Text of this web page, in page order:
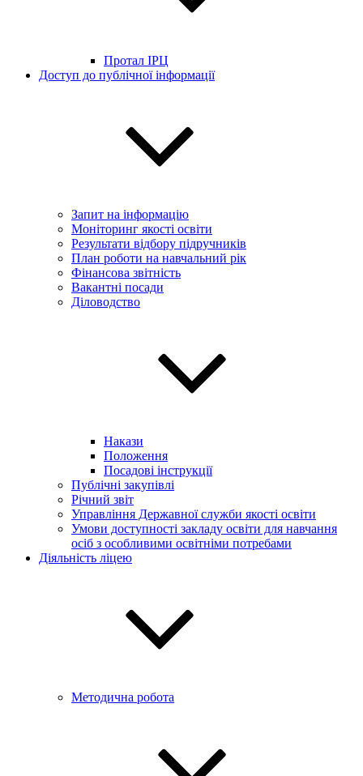
Протал ІРЦ
Доступ до публічної інформації
Запит на інформацію
Моніторинг якості освіти
Результати відбору підручників
План роботи на навчальний рік
Фінансова звітність
Вакантні посади
Діловодство
Накази
Положення
Посадові інструкції
Публічні закупівлі
Річний звіт
Управління Державної служби якості освіти
Умови доступності закладу освіти для навчання
осіб з особливими освітніми потребами
Діяльність ліцею
Методична робота